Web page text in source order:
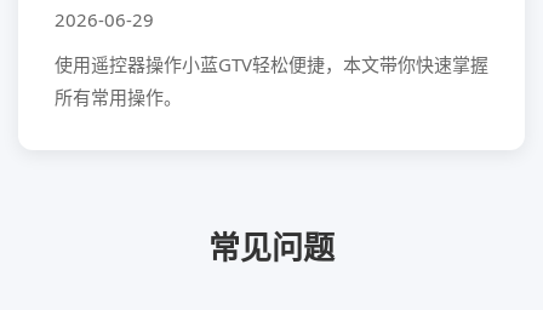
2026-06-29
使用遥控器操作小蓝GTV轻松便捷，本文带你快速掌握
所有常用操作。
常见问题